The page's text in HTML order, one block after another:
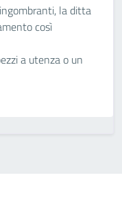
la ditta
così
a utenza o un